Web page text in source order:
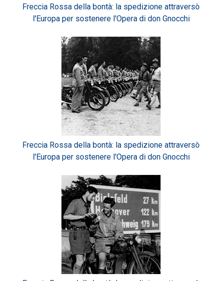
Freccia Rossa della bontà: la spedizione attraversò
l'Europa per sostenere l'Opera di don Gnocchi
Freccia Rossa della bontà: la spedizione attraversò
l'Europa per sostenere l'Opera di don Gnocchi